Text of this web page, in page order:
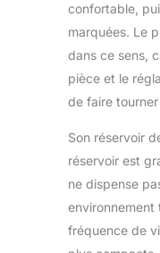
confortable,
marquées. Le
dans ce sens,
pièce et le
de faire tourner
Son réservoir
réservoir est
ne dispense
environnement
fréquence de